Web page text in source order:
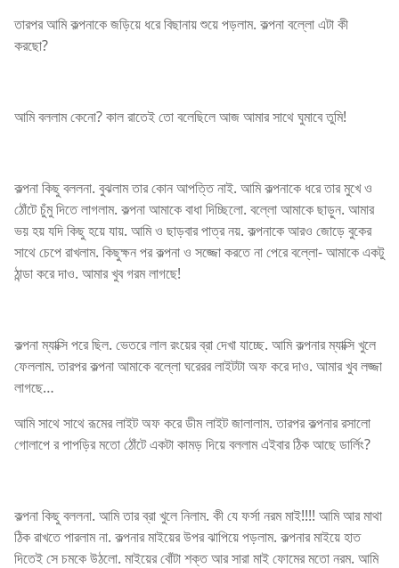
তারপর আমি কল্পনাকে জড়িয়ে ধরে বিছানায় শুয়ে পড়লাম. কল্পনা বল্লো এটা কী
করছো?
আমি বললাম কেনো? কাল রাতেই তো বলেছিলে আজ আমার সাথে ঘুমাবে তুমি!
কল্পনা কিছু বললনা. বুঝলাম তার কোন আপত্তি নাই. আমি কল্পনাকে ধরে তার মুখে ও
ঠোঁটে চুঁমু দিতে লাগলাম. কল্পনা আমাকে বাধা দিচ্ছিলো. বল্লো আমাকে ছাড়ুন. আমার
ভয় হয় যদি কিছু হয়ে যায়. আমি ও ছাড়বার পাত্র নয়. কল্পনাকে আরও জোড়ে বুকের
সাথে চেপে রাখলাম. কিছুক্ষন পর কল্পনা ও সজ্জো করতে না পেরে বল্লো- আমাকে একটু
ঠান্ডা করে দাও. আমার খুব গরম লাগছে!
কল্পনা ম্যাক্সি পরে ছিল. ভেতরে লাল রংয়ের ব্রা দেখা যাচ্ছে. আমি কল্পনার ম্যাক্সি খুলে
ফেললাম. তারপর কল্পনা আমাকে বল্লো ঘরেরর লাইটটা অফ করে দাও. আমার খুব লজ্জা
লাগছে…
আমি সাথে সাথে রূমের লাইট অফ করে ডীম লাইট জালালাম. তারপর কল্পনার রসালো
গোলাপে র পাপড়ির মতো ঠোঁটে একটা কামড় দিয়ে বললাম এইবার ঠিক আছে ডার্লিং?
কল্পনা কিছু বললনা. আমি তার ব্রা খুলে নিলাম. কী যে ফর্সা নরম মাই!!!! আমি আর মাথা
ঠিক রাখতে পারলাম না. কল্পনার মাইয়ের উপর ঝাপিয়ে পড়লাম. কল্পনার মাইয়ে হাত
দিতেই সে চমকে উঠলো. মাইয়ের বোঁটা শক্ত আর সারা মাই ফোমের মতো নরম. আমি